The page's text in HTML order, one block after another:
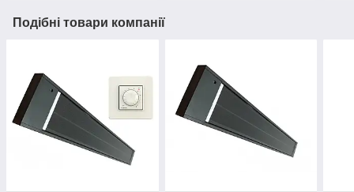
Подібні товари компанії